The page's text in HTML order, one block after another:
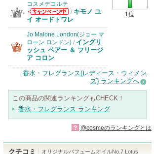
1位
コスメデコルテ
コスメデコルテ
からのお知らせ
があります
/ キモノ ユ
イ オードトワレ
Jo Malone London(ジョー マ
ローン ロンドン) / イングリ
ッシュ ペアー ＆ フリージ
ア コロン
香水・フレグランス(レディース・ウィメン
ズ) ランキングへ
この商品の関連ランキングもCHECK！
香水・フレグランス ランキング
? @cosmeのランキングとは
クチコミ オリジナルパフュームオイルNo.7 Lotus